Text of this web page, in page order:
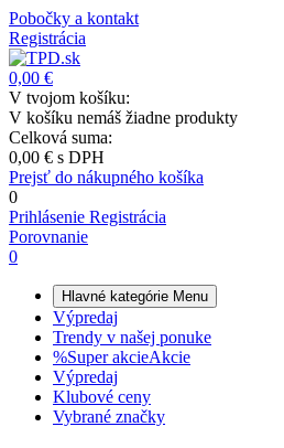
Pobočky a kontakt
Registrácia
0,00 €
V tvojom košíku:
V košíku nemáš žiadne produkty
Celková suma:
0,00 € s DPH
Prejsť do nákupného košíka
0
Prihlásenie Registrácia
Porovnanie
0
Hlavné kategórie Menu
Výpredaj
Trendy v našej ponuke
%Super akcieAkcie
Výpredaj
Klubové ceny
Vybrané značky